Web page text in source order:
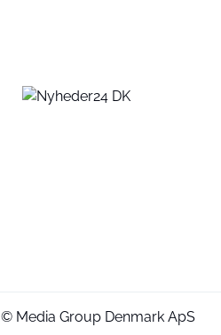
© Media Group Denmark ApS